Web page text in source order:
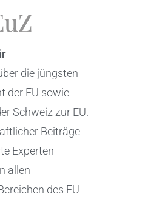
die jüngsten
der EU sowie
Schweiz zur EU.
Beiträge
Experten
allen
des EU-